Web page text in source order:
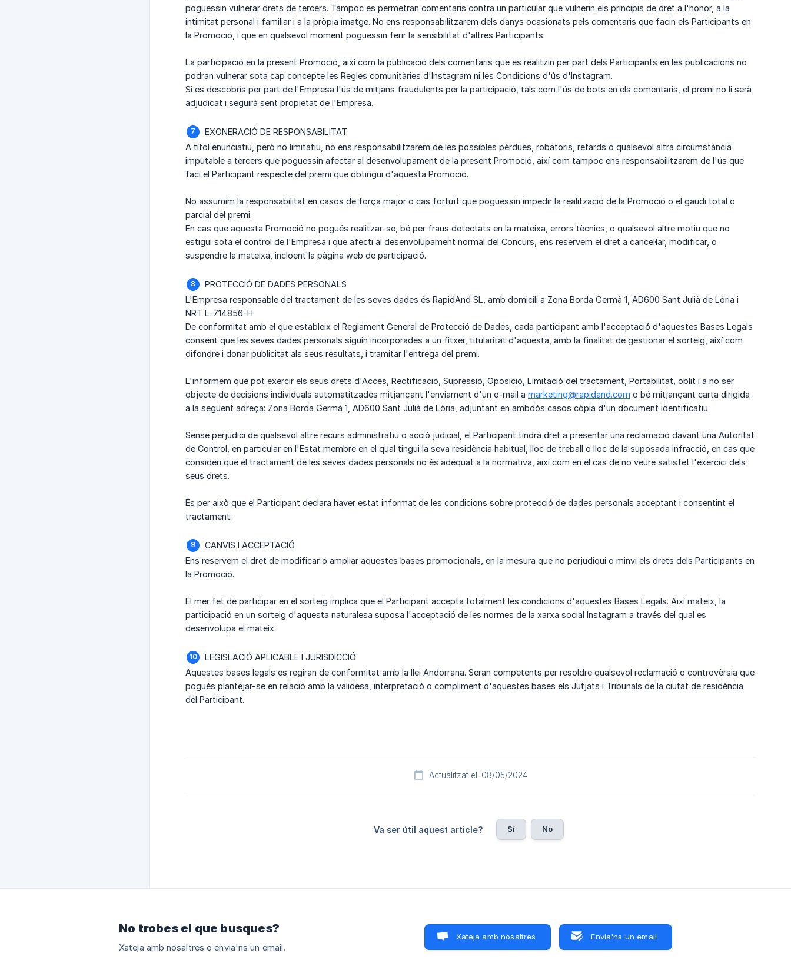
poguessin vulnerar drets de tercers. Tampoc es permetran comentaris contra un particular que vulnerin els principis de dret a l'honor, a la
intimitat personal i familiar i a la pròpia imatge. No ens responsabilitzarem dels danys ocasionats pels comentaris que facin els Participants en
la Promoció, i que en qualsevol moment poguessin ferir la sensibilitat d'altres Participants.
La participació en la present Promoció, així com la publicació dels comentaris que es realitzin per part dels Participants en les publicacions no
podran vulnerar sota cap concepte les Regles comunitàries d'Instagram ni les Condicions d'ús d'Instagram.
Si es descobrís per part de l'Empresa l'ús de mitjans fraudulents per la participació, tals com l'ús de bots en els comentaris, el premi no li serà
adjudicat i seguirà sent propietat de l'Empresa.
EXONERACIÓ DE RESPONSABILITAT
A títol enunciatiu, però no limitatiu, no ens responsabilitzarem de les possibles pèrdues, robatoris, retards o qualsevol altra circumstància
imputable a tercers que poguessin afectar al desenvolupament de la present Promoció, així com tampoc ens responsabilitzarem de l'ús que
faci el Participant respecte del premi que obtingui d'aquesta Promoció.
No assumim la responsabilitat en casos de força major o cas fortuït que poguessin impedir la realització de la Promoció o el gaudi total o
parcial del premi.
En cas que aquesta Promoció no pogués realitzar-se, bé per fraus detectats en la mateixa, errors tècnics, o qualsevol altre motiu que no
estigui sota el control de l'Empresa i que afecti al desenvolupament normal del Concurs, ens reservem el dret a cancel·lar, modificar, o
suspendre la mateixa, incloent la pàgina web de participació.
PROTECCIÓ DE DADES PERSONALS
L'Empresa responsable del tractament de les seves dades és RapidAnd SL, amb domicili a Zona Borda Germà 1, AD600 Sant Julià de Lòria i
NRT L-714856-H
De conformitat amb el que estableix el Reglament General de Protecció de Dades, cada participant amb l'acceptació d'aquestes Bases Legals
consent que les seves dades personals siguin incorporades a un fitxer, titularitat d'aquesta, amb la finalitat de gestionar el sorteig, així com
difondre i donar publicitat als seus resultats, i tramitar l'entrega del premi.
L'informem que pot exercir els seus drets d'Accés, Rectificació, Supressió, Oposició, Limitació del tractament, Portabilitat, oblit i a no ser
objecte de decisions individuals automatitzades mitjançant l'enviament d'un e-mail a marketing@rapidand.com o bé mitjançant carta dirigida
a la següent adreça: Zona Borda Germà 1, AD600 Sant Julià de Lòria, adjuntant en ambdós casos còpia d'un document identificatiu.
Sense perjudici de qualsevol altre recurs administratiu o acció judicial, el Participant tindrà dret a presentar una reclamació davant una Autoritat
de Control, en particular en l'Estat membre en el qual tingui la seva residència habitual, lloc de treball o lloc de la suposada infracció, en cas que
consideri que el tractament de les seves dades personals no és adequat a la normativa, així com en el cas de no veure satisfet l'exercici dels
seus drets.
És per això que el Participant declara haver estat informat de les condicions sobre protecció de dades personals acceptant i consentint el
tractament.
CANVIS I ACCEPTACIÓ
Ens reservem el dret de modificar o ampliar aquestes bases promocionals, en la mesura que no perjudiqui o minvi els drets dels Participants en
la Promoció.
El mer fet de participar en el sorteig implica que el Participant accepta totalment les condicions d'aquestes Bases Legals. Així mateix, la
participació en un sorteig d'aquesta naturalesa suposa l'acceptació de les normes de la xarxa social Instagram a través del qual es
desenvolupa el mateix.
LEGISLACIÓ APLICABLE I JURISDICCIÓ
Aquestes bases legals es regiran de conformitat amb la llei Andorrana. Seran competents per resoldre qualsevol reclamació o controvèrsia que
pogués plantejar-se en relació amb la validesa, interpretació o compliment d'aquestes bases els Jutjats i Tribunals de la ciutat de residència
del Participant.
Actualitzat el: 08/05/2024
Va ser útil aquest article? Sí No
No trobes el que busques?
Xateja amb nosaltres o envia'ns un email.
Xateja amb nosaltres Envia'ns un email